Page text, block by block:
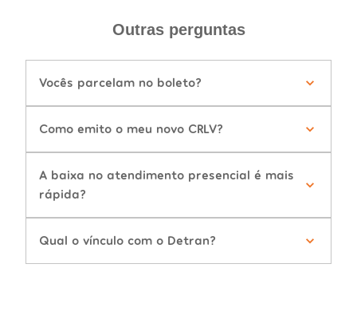
Outras perguntas
Vocês parcelam no boleto?
Como emito o meu novo CRLV?
A baixa no atendimento presencial é mais
rápida?
Qual o vínculo com o Detran?